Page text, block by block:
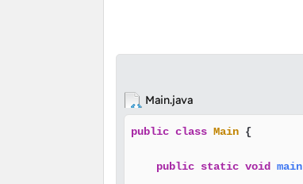
Main.java
public class Main {
public static void main